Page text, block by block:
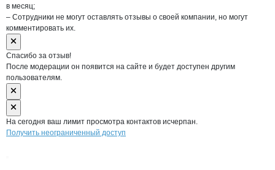
в месяц;
– Сотрудники не могут оставлять отзывы о своей компании, но могут
комментировать их.
Спасибо за отзыв!
После модерации он появится на сайте и будет доступен другим
пользователям.
На сегодня ваш лимит просмотра контактов исчерпан.
Получить неограниченный доступ